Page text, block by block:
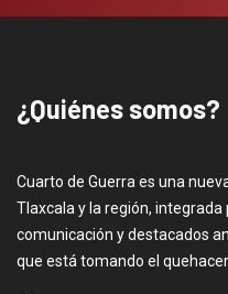
¿Quiénes somos?
Cuarto de Guerra es una
Tlaxcala y la región,
comunicación y destacados
que está tomando el